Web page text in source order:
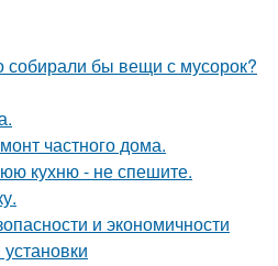
бы вещи с мусорок?
частного дома.
кухню - не спешите.
и экономичности